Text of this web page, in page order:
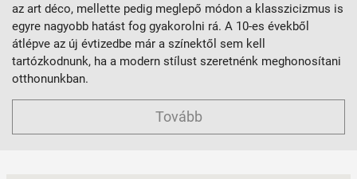
az art déco, mellette pedig meglepő módon a klasszicizmus is
egyre nagyobb hatást fog gyakorolni rá. A 10-es évekből
átlépve az új évtizedbe már a színektől sem kell
tartózkodnunk, ha a modern stílust szeretnénk meghonosítani
otthonunkban.
Tovább